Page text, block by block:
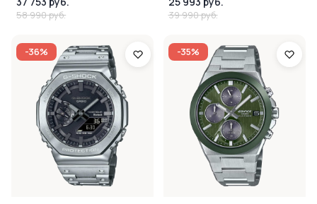
58 990 руб. 39 990 руб.
-36% -35%